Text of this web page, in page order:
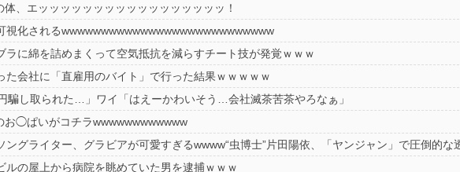
体、エッッッッッッッッッッッッッッッッッ！
視化されるwwwwwwwwwwwwwwwwwwwwwwwwwww
ラに綿を詰めまくって空気抵抗を減らすチート技が発覚ｗｗｗ
た会社に「直雇用のバイト」で行った結果ｗｗｗｗｗ
騙し取られた…」ワイ「はえーかわいそう…会社滅茶苦茶やろなぁ」
お◯ぱいがコチラwwwwwwwwwwww
ングライター、グラビアが可愛すぎるwwww“虫博士”片田陽依、「ヤンジャン」で圧倒的な
ルの屋上から病院を眺めていた男を逮捕ｗｗｗ